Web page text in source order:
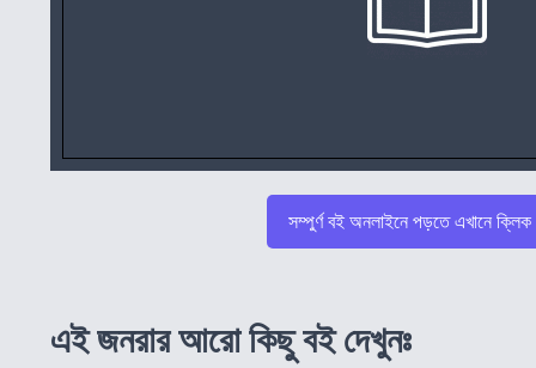
সম্পুর্ণ বই অনলাইনে পড়তে এখানে
এই জনরার আরো কিছু বই দেখুনঃ